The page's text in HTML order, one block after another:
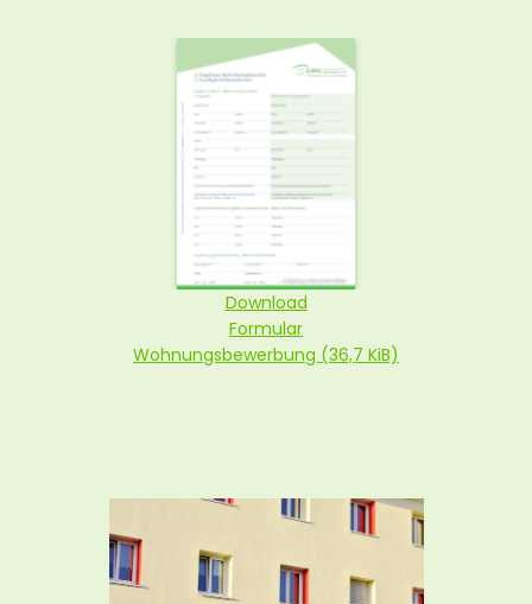
Download
Formular
Wohnungsbewerbung (36,7 KiB)